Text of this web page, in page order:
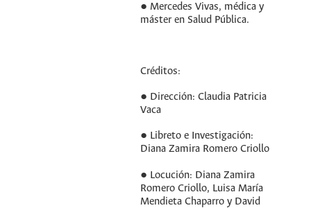
● Mercedes Vivas, médica y
máster en Salud Pública.
Créditos:
● Dirección: Claudia Patricia
Vaca
● Libreto e Investigación:
Diana Zamira Romero Criollo
● Locución: Diana Zamira
Romero Criollo, Luisa María
Mendieta Chaparro y David